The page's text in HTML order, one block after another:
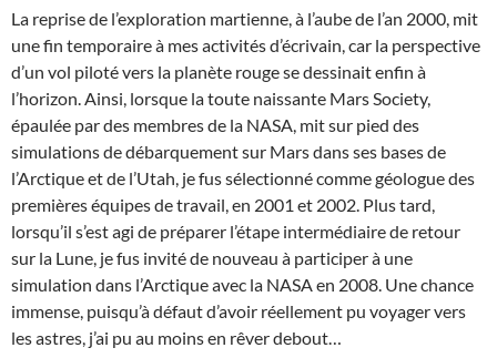
La reprise de l’exploration martienne, à l’aube de l’an 2000, mit
une fin temporaire à mes activités d’écrivain, car la perspective
d’un vol piloté vers la planète rouge se dessinait enfin à
l’horizon. Ainsi, lorsque la toute naissante Mars Society,
épaulée par des membres de la NASA, mit sur pied des
simulations de débarquement sur Mars dans ses bases de
l’Arctique et de l’Utah, je fus sélectionné comme géologue des
premières équipes de travail, en 2001 et 2002. Plus tard,
lorsqu’il s’est agi de préparer l’étape intermédiaire de retour
sur la Lune, je fus invité de nouveau à participer à une
simulation dans l’Arctique avec la NASA en 2008. Une chance
immense, puisqu’à défaut d’avoir réellement pu voyager vers
les astres, j’ai pu au moins en rêver debout…